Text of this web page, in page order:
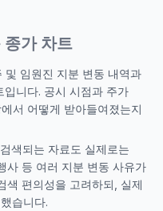
종가 차트
및 임원진 지분 변동 내역과
니다. 공시 시점과 주가
서 어떻게 받아들여졌는지
색되는 자료도 실제로는
사 등 여러 지분 변동 사유가
색 편의성을 고려하되, 실제
습니다.